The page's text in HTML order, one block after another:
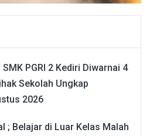
PGRI 2 Kediri Diwarnai 4
Sekolah Ungkap
2026
; Belajar di Luar Kelas Malah